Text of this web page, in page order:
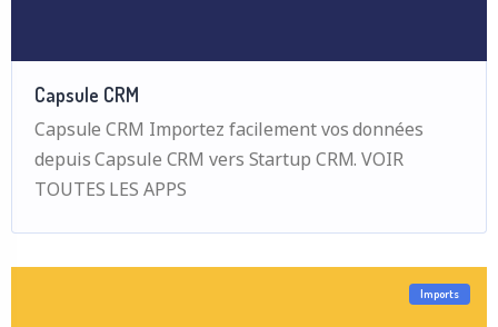
Capsule CRM
Capsule CRM Importez facilement vos données
depuis Capsule CRM vers Startup CRM. VOIR
TOUTES LES APPS
Imports